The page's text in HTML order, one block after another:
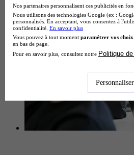
Nos partenaires personnalisent ces publicités en
Nous utilisons des technologies Google (ex :
personnalisés. En acceptant, vous consentez à
confidentialité. En savoir plus
Vous pouvez à tout moment paramétrer vos choix
en bas de page.
Pour en savoir plus, consultez notre Politique